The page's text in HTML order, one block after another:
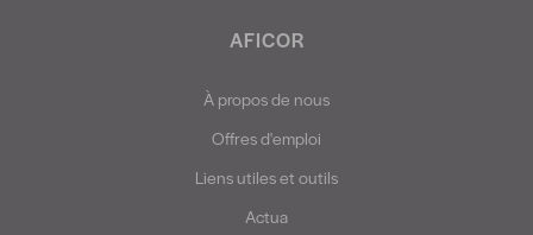
AFICOR
À propos de nous
Offres d'emploi
Liens utiles et outils
Actua